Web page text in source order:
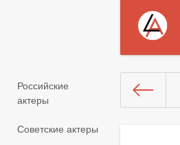
Российские
актеры
Советские актеры